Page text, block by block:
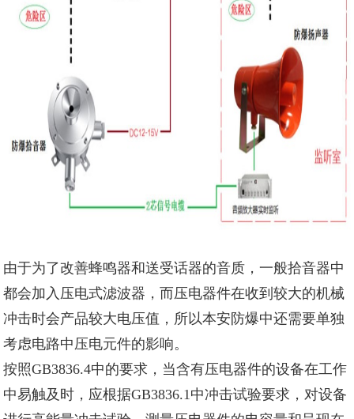
由于为了改善蜂鸣器和送受话器的音质，一般拾音器中
都会加入压电式滤波器，而压电器件在收到较大的机械
冲击时会产品较大电压值，所以本安防爆中还需要单独
考虑电路中压电元件的影响。
按照GB3836.4中的要求，当含有压电器件的设备在工作
中易触及时，应根据GB3836.1中冲击试验要求，对设备